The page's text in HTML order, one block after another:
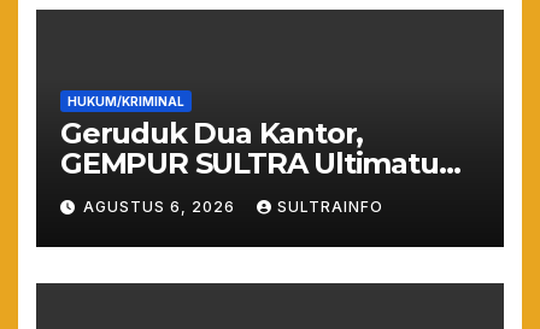
HUKUM/KRIMINAL
Geruduk Dua Kantor,
GEMPUR SULTRA Ultimatum
Keras: Lahan Puuwatu Siap
Diduduki Jika Tak Ada
Kepastian Hukum
AGUSTUS 6, 2026 SULTRAINFO